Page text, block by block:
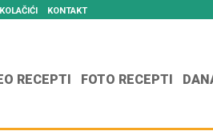
KOLAČIĆI KONTAKT
RECEPTI FOTO RECEPTI